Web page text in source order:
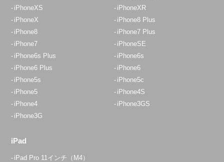
iPhoneXS
iPhoneXR
iPhoneX
iPhone8 Plus
iPhone8
iPhone7 Plus
iPhone7
iPhoneSE
iPhone6s Plus
iPhone6s
iPhone6 Plus
iPhone6
iPhone5s
iPhone5c
iPhone5
iPhone4S
iPhone4
iPhone3GS
iPhone3G
iPad
iPad Pro 11インチ（M4）